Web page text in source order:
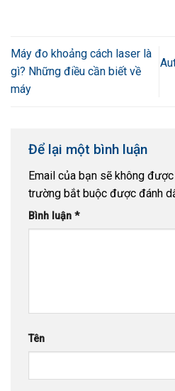
Máy đo khoảng cách laser là
gì? Những điều cần biết về
máy
Để lại một bình luận
Email của bạn sẽ không
trường bắt buộc được đánh
Bình luận *
Tên